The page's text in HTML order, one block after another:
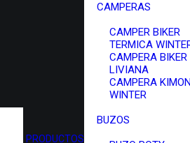
PRODUCTOS
CAMPERAS
CAMPER BIKER
TERMICA
CAMPERA BIKER
LIVIANA
CAMPERA
WINTER
BUZOS